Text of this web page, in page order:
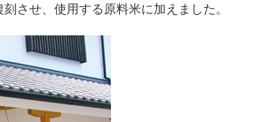
させ、使用する原料米に加えました。